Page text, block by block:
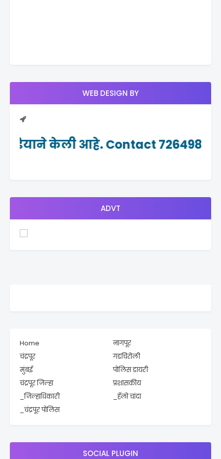
WEB DESIGN BY
केली आहे. Contact 7264982465
ADVT
Home
नागपूर
चंद्रपूर
गडचिरोली
मुंबई
पोलिस डायरी
चंद्रपूर जिल्हा
प्रशासकीय
_जिल्हाधिकारी
_हॅलो चांदा
_चंद्रपूर पोलिस
SOCIAL PLUGIN